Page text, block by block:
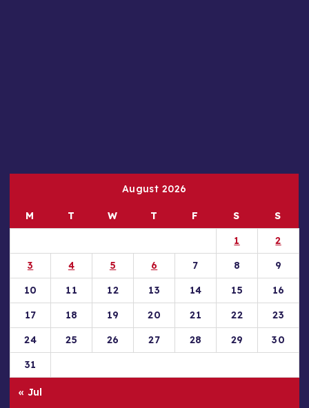
August 2026
M T W T F S
S
1
2
3
4 5 6 7 8
9
10
11 12 13 14 15
16
17
18 19 20 21 22
23
24
25 26 27 28 29
30
31
« Jul